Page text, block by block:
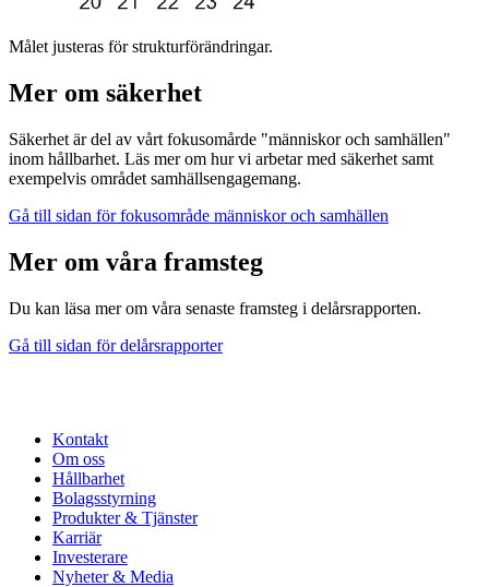
Målet justeras för strukturförändringar.
Mer om säkerhet
Säkerhet är del av vårt fokusomårde "människor och samhällen"
inom hållbarhet. Läs mer om hur vi arbetar med säkerhet samt
exempelvis området samhällsengagemang.
Gå till sidan för fokusområde människor och samhällen
Mer om våra framsteg
Du kan läsa mer om våra senaste framsteg i delårsrapporten.
Gå till sidan för delårsrapporter
Kontakt
Om oss
Hållbarhet
Bolagsstyrning
Produkter & Tjänster
Karriär
Investerare
Nyheter & Media